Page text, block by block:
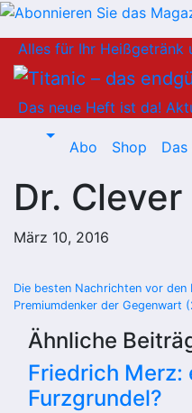
Inhalt
springen
Alles für Ihr Heißgetränk
Das neue Heft ist da!
Abo Shop
Dr. Clever
März 10, 2016
Die besten Nachrichten vor den
Premiumdenker der Gegenwart
Ähnliche
Friedrich Merz:
Furzgrundel?